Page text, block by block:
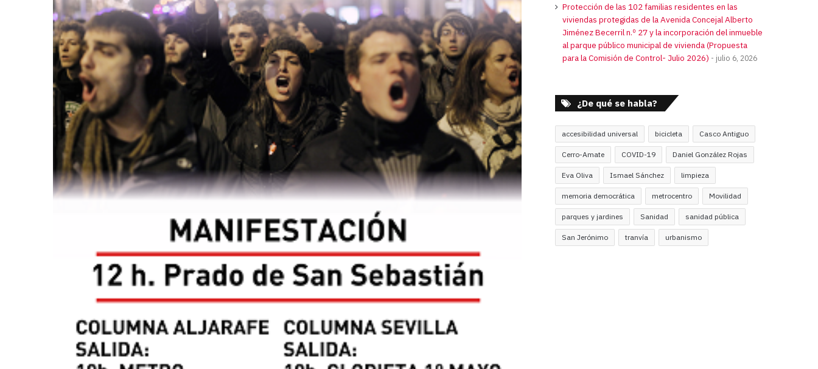
Protección de las 102 familias residentes en las
viviendas protegidas de la Avenida Concejal Alberto
Jiménez Becerril n.º 27 y la incorporación del inmueble
al parque público municipal de vivienda (Propuesta
para la Comisión de Control- Julio 2026)
julio 6, 2026
¿De qué se habla?
accesibilidad universal bicicleta Casco Antiguo
Cerro-Amate COVID-19 Daniel González Rojas
Eva Oliva Ismael Sánchez limpieza
memoria democrática metrocentro Movilidad
parques y jardines Sanidad sanidad pública
San Jerónimo tranvía urbanismo